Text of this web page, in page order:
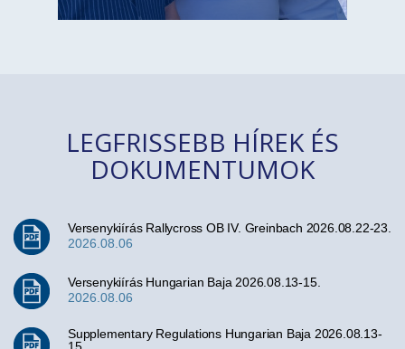
LEGFRISSEBB HÍREK ÉS
DOKUMENTUMOK
Versenykiírás Rallycross OB IV. Greinbach 2026.08.22-23.
2026.08.06
Versenykiírás Hungarian Baja 2026.08.13-15.
2026.08.06
Supplementary Regulations Hungarian Baja 2026.08.13-